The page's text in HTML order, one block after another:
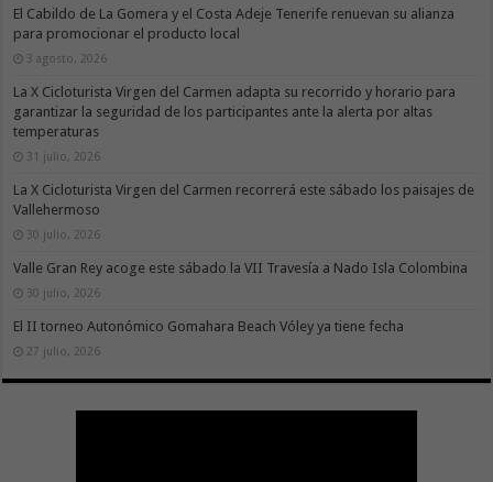
El Cabildo de La Gomera y el Costa Adeje Tenerife renuevan su alianza
para promocionar el producto local
3 agosto, 2026
La X Cicloturista Virgen del Carmen adapta su recorrido y horario para
garantizar la seguridad de los participantes ante la alerta por altas
temperaturas
31 julio, 2026
La X Cicloturista Virgen del Carmen recorrerá este sábado los paisajes de
Vallehermoso
30 julio, 2026
Valle Gran Rey acoge este sábado la VII Travesía a Nado Isla Colombina
30 julio, 2026
El II torneo Autonómico Gomahara Beach Vóley ya tiene fecha
27 julio, 2026